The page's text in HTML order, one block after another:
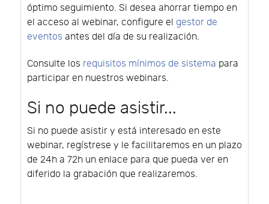
óptimo seguimiento. Si desea ahorrar tiempo en
el acceso al webinar, configure el gestor de
eventos antes del día de su realización.
Consulte los requisitos mínimos de sistema para
participar en nuestros webinars.
Si no puede asistir...
Si no puede asistir y está interesado en este
webinar, regístrese y le facilitaremos en un plazo
de 24h a 72h un enlace para que pueda ver en
diferido la grabación que realizaremos.